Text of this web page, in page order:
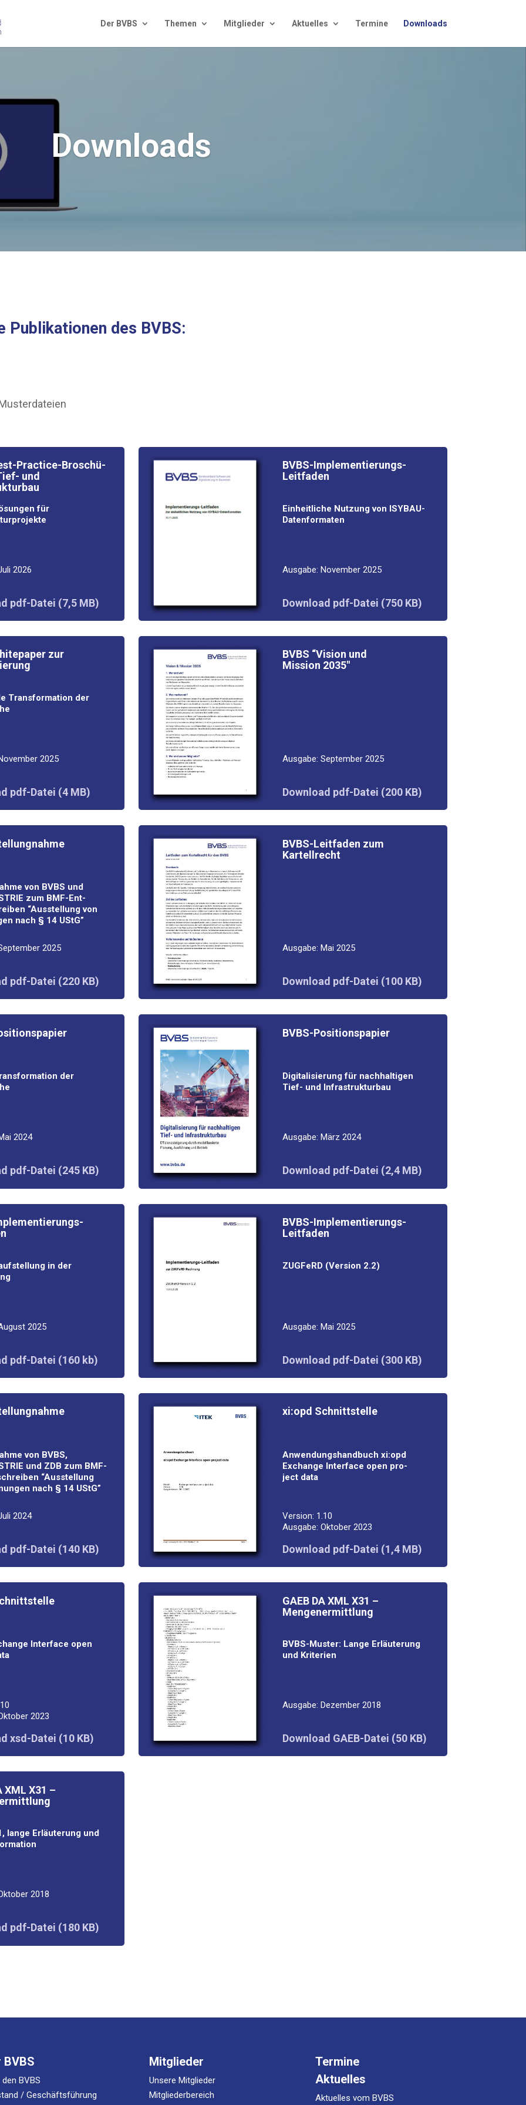
Der BVBS The­men Mit­glie­der Aktu­el­les Ter­mi­ne Down­loads
Down­loads
Publi­ka­tio­nen des BVBS:
Prac­ti­ce-Bro­schü­
und
für
2026
pdf-Datei (7,5 MB)
BVBS-Imple­men­tie­rungs­-
Leit­fa­den
Ein­heit­li­che Nut­zung von ISYBAU-
Datenformaten
Aus­ga­be: Novem­ber 2025
Down­load pdf-Datei (750 KB)
zur
Trans­for­ma­ti­on der
2025
pdf-Datei (4 MB)
BVBS “Visi­on und
Mis­si­on 2035″
Aus­ga­be: Sep­tem­ber 2025
Down­load pdf-Datei (200 KB)
von BVBS und
zum BMF-Ent­
“Aus­stel­lung von
nach § 14 UStG”
2025
pdf-Datei (220 KB)
BVBS-Leit­fa­den zum
Kartellrecht
Aus­ga­be: Mai 2025
Down­load pdf-Datei (100 KB)
der
2024
pdf-Datei (245 KB)
BVBS-Posi­ti­ons­pa­pier
Digi­ta­li­sie­rung für nach­hal­ti­gen
Tief- und Infrastrukturbau
Aus­ga­be: März 2024
Down­load pdf-Datei (2,4 MB)
in der
2025
pdf-Datei (160 kb)
BVBS-Imple­men­tie­rungs­-
Leit­fa­den
ZUGFeRD (Ver­si­on 2.2)
Aus­ga­be: Mai 2025
Down­load pdf-Datei (300 KB)
von BVBS,
und ZDB zum BMF-
“Aus­stel­lung
nach § 14 UStG”
2024
pdf-Datei (140 KB)
xi:opd Schnitt­stel­le
Anwen­dungs­hand­buch xi:opd
Exch­an­ge Inter­face open pro­
ject data
Ver­si­on: 1.10
Aus­ga­be: Okto­ber 2023
Down­load pdf-Datei (1,4 MB)
Inter­face open
2023
xsd-Datei (10 KB)
GAEB DA XML X31 –
Mengenermittlung
BVBS-Mus­ter: Lan­ge Erläu­te­rung
und Kriterien
Aus­ga­be: Dezem­ber 2018
Down­load GAEB-Datei (50 KB)
XML X31 –
lan­ge Erläu­te­rung und
2018
pdf-Datei (180 KB)
Teil des star­ken
BVBS
den BVBS
/ Geschäftsführung
Mitglieder
Unsere Mitglieder
Mitgliederbereich
Termine
Aktuelles
Aktuelles vom BVBS